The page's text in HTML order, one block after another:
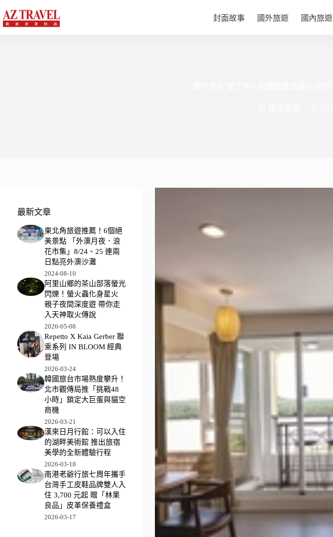
至
主
封面故事 國外旅遊 國內旅遊
最新文章
東北角旅遊推薦！6個絕
美景點 「外澳月夜．浪
花市集」8/24、25 連兩
日點亮外澳沙灘
2024-08-10
阿里山鄉的茶山部落螢光
閃爍！螢火蟲化身星火
親子夜間深度遊 帶你走
入天神取火傳說
2026-05-08
Repetto X Kaia Gerber 聯
乘系列 IN BLOOM 經典
登場
2026-03-24
韓國旅台市場熱度攀升！
北市觀傳局推「挑戰48
小時」鎖定大巨蛋與貓空
商機
2026-03-21
漢來日月行館：可以入住
的湖畔美術館 推出旅宿
美學的全新體驗行程
2026-03-18
南港老爺行旅七周年攜手
台灣手工皮鞋品牌雙人入
住 3,700 元起 贈「林果
良品」皮革保養禮盒
2026-03-17